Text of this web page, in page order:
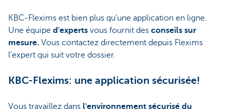
KBC-Flexims est bien plus qu'une application en ligne.
Une équipe d'experts vous fournit des conseils sur
mesure. Vous contactez directement depuis Flexims
l'expert qui suit votre dossier.
KBC-Flexims: une application sécurisée!
Vous travaillez dans l'environnement sécurisé du